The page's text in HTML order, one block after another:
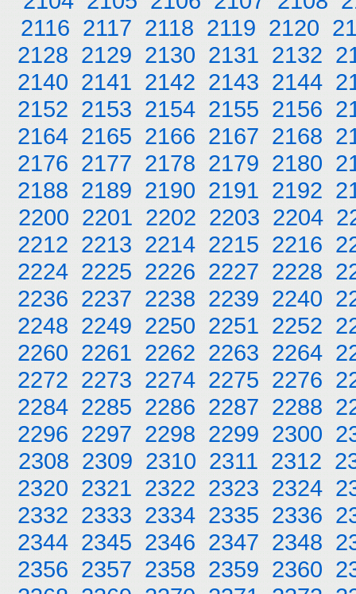
2116 2117 2118 2119 2120
2128 2129 2130 2131 2132
2140 2141 2142 2143 2144
2152 2153 2154 2155 2156
2164 2165 2166 2167 2168
2176 2177 2178 2179 2180
2188 2189 2190 2191 2192
2200 2201 2202 2203 2204
2212 2213 2214 2215 2216
2224 2225 2226 2227 2228
2236 2237 2238 2239 2240
2248 2249 2250 2251 2252
2260 2261 2262 2263 2264
2272 2273 2274 2275 2276
2284 2285 2286 2287 2288
2296 2297 2298 2299 2300
2308 2309 2310 2311 2312
2320 2321 2322 2323 2324
2332 2333 2334 2335 2336
2344 2345 2346 2347 2348
2356 2357 2358 2359 2360